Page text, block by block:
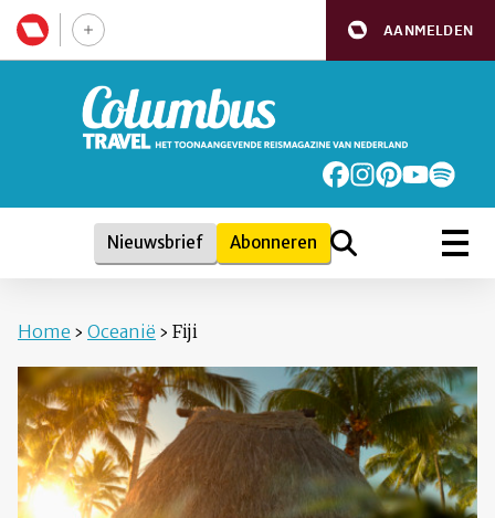
AANMELDEN
Nieuwsbrief Abonneren
Home › Oceanië › Fiji